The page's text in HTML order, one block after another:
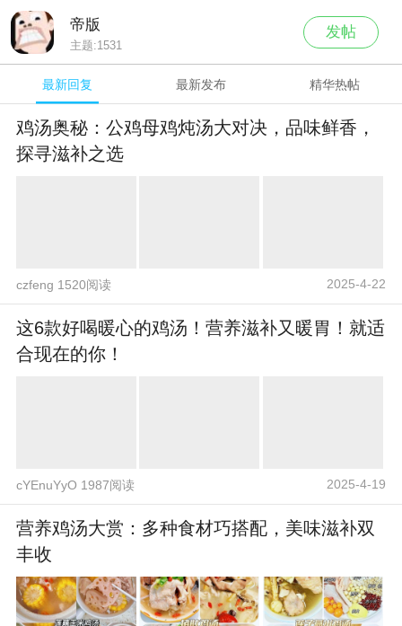
帝版
主题:1531
发帖
最新回复 最新发布 精华热帖
鸡汤奥秘：公鸡母鸡炖汤大对决，品味鲜香，
探寻滋补之选
czfeng 1520阅读 2025-4-22
这6款好喝暖心的鸡汤！营养滋补又暖胃！就适
合现在的你！
cYEnuYyO 1987阅读 2025-4-19
营养鸡汤大赏：多种食材巧搭配，美味滋补双
丰收